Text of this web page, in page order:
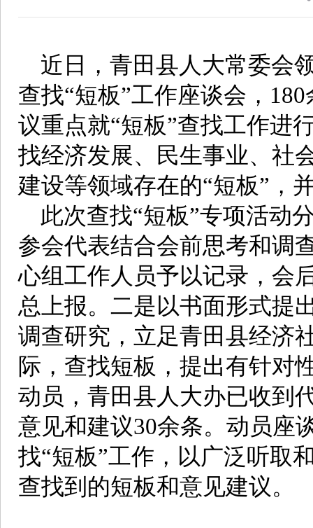
近日，青田县人大常委会
查找“短板”工作座谈会，
议重点就“短板”查找工作进
找经济发展、民生事业、社
建设等领域存在的“短板”，
此次查找“短板”专项活动
参会代表结合会前思考和调
心组工作人员予以记录，会
总上报。二是以书面形式提
调查研究，立足青田县经济
际，查找短板，提出有针对
动员，青田县人大办已收到
意见和建议30余条。动员座
找“短板”工作，以广泛听取
查找到的短板和意见建议。